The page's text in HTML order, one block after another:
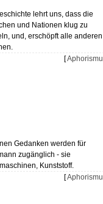
lehrt uns, dass die
und Nationen klug zu
und, erschöpft alle anderen
[
Gedanken werden für
zugänglich - sie
Kunststoff.
[